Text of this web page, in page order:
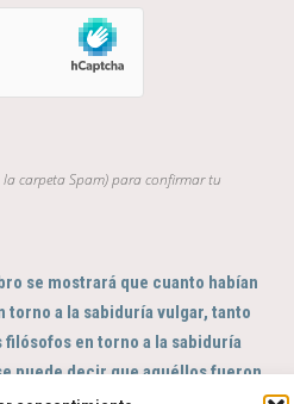
carpeta Spam) para confirmar tu
se mostrará que cuanto habían
torno a la sabiduría vulgar, tanto
en torno a la sabiduría
puede decir que aquéllos fueron